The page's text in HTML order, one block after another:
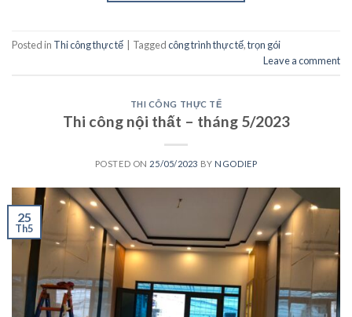
Posted in Thi công thực tế Taggedcông trình thực tế,trọn gói
Leave a comment
THI CÔNG THỰC TẾ
Thi công nội thất – tháng 5/2023
POSTED ON 25/05/2023 BY NGODIEP
25
Th5